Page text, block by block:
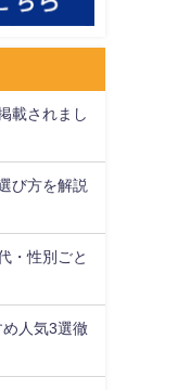
載されまし
び方を解説
・性別ごと
め人気3選徹